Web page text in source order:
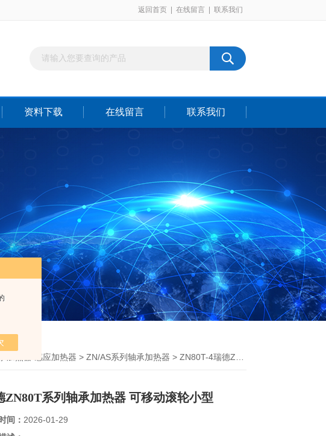
返回首页 在线留言 联系我们
资料下载 在线留言 联系我们
承加热器/感应加热器 > ZN/AS系列轴承加热器 > ZN80T-4瑞德ZN80T系列轴承加热器 可移动滚轮小型
ZN80T系列轴承加热器 可移动滚轮小型
间： 2026-01-29